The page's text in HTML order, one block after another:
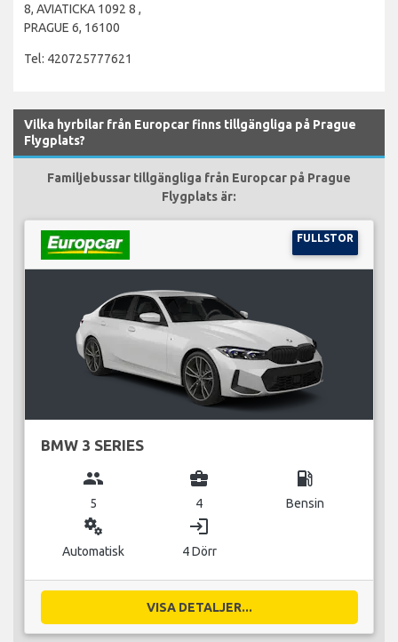
8, AVIATICKA 1092 8 ,
PRAGUE 6, 16100
Tel: 420725777621
Vilka hyrbilar från Europcar finns tillgängliga på Prague
Flygplats?
Familjebussar tillgängliga från Europcar på Prague
Flygplats är:
FULLSTOR
BMW 3 SERIES
group
5
business_center
4
local_gas_station
Bensin
miscellaneous_services
Automatisk
login
4 Dörr
VISA DETALJER...